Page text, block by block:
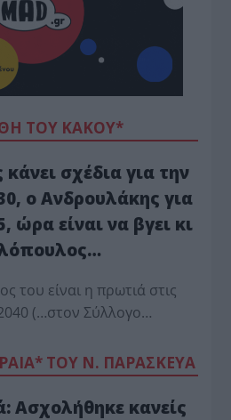
ΤΟΥ ΚΑΚΟΎ*
σχέδια για την
ο Ανδρουλάκης για
ώρα είναι να βγει κι
του είναι η πρωτιά στις
(…στον Σύλλογο…
ΤΟΥ Ν. ΠΑΡΑΣΚΕΥΑ
Ασχολήθηκε κανείς